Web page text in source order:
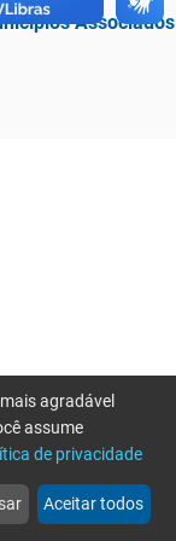
Associados
web more_horiz
Mais
agradável
assume
de privacidade
Aceitar todos